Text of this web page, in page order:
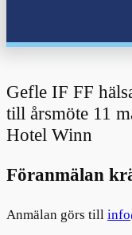
Gefle IF FF
till årsmöte 11
Hotel Winn
Föranmälan
Anmälan görs till